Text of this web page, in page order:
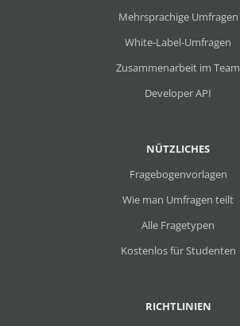
RICHTLINIEN
NÜTZLICHES
Fragebogenvorlagen
Wie man Umfragen teilt
Alle Fragetypen
Kostenlos für Studenten
Mehrsprachige Umfragen
White-Label-Umfragen
Zusammenarbeit im Team
Developer API